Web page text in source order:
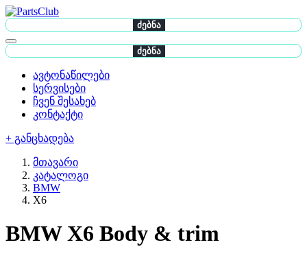
ძებნა
ძებნა
ავტონაწილები
სერვისები
ჩვენ შესახებ
კონტაქტი
+ განცხადება
მთავარი
კატალოგი
BMW
X6
BMW X6 Body & trim